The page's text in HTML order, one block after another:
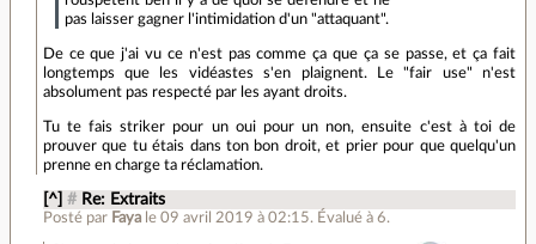
pas laisser gagner l'intimidation d'un "attaquant".
De ce que j'ai vu ce n'est pas comme ça que ça se passe, et ça fait
longtemps que les vidéastes s'en plaignent. Le "fair use" n'est
absolument pas respecté par les ayant droits.
Tu te fais striker pour un oui pour un non, ensuite c'est à toi de
prouver que tu étais dans ton bon droit, et prier pour que quelqu'un
prenne en charge ta réclamation.
[^] # Re: Extraits
Posté par Faya le 09 avril 2019 à 02:15. Évalué à6.